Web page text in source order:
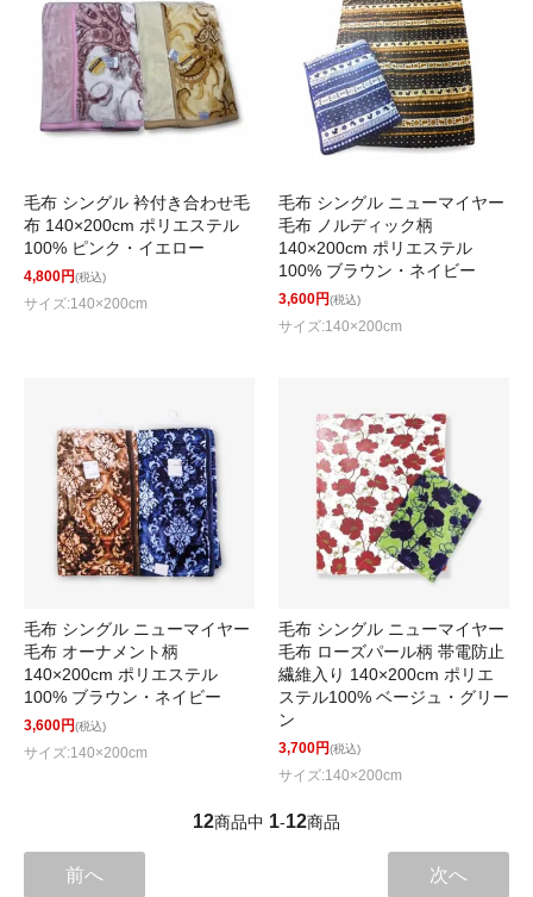
毛布 シングル 衿付き合わせ毛
布 140×200cm ポリエステル
100% ピンク・イエロー
4,800円(税込)
サイズ:140×200cm
毛布 シングル ニューマイヤー
毛布 ノルディック柄
140×200cm ポリエステル
100% ブラウン・ネイビー
3,600円(税込)
サイズ:140×200cm
毛布 シングル ニューマイヤー
毛布 オーナメント柄
140×200cm ポリエステル
100% ブラウン・ネイビー
3,600円(税込)
サイズ:140×200cm
毛布 シングル ニューマイヤー
毛布 ローズパール柄 帯電防止
繊維入り 140×200cm ポリエ
ステル100% ベージュ・グリー
ン
3,700円(税込)
サイズ:140×200cm
12商品中 1-12商品
前へ 次へ